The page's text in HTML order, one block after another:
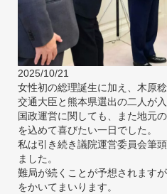
2025/10/21
女性初の総理誕生に加え、木原
交通大臣と熊本県選出の二人が入
国政運営に関しても、また地元
を込めて喜びたい一日でした。
私は引き続き議院運営委員会筆
ました。
難局が続くことが予想されます
をかいてまいります。